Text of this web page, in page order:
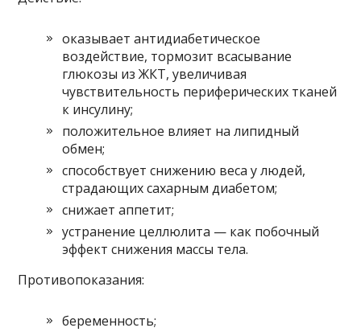
оказывает антидиабетическое
воздействие, тормозит всасывание
глюкозы из ЖКТ, увеличивая
чувствительность периферических тканей
к инсулину;
положительное влияет на липидный
обмен;
способствует снижению веса у людей,
страдающих сахарным диабетом;
снижает аппетит;
устранение целлюлита — как побочный
эффект снижения массы тела.
Противопоказания:
беременность;